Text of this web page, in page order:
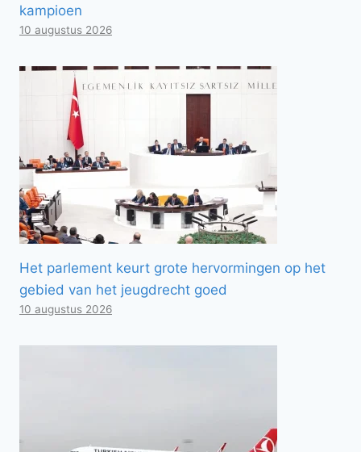
kampioen
10 augustus 2026
Het parlement keurt grote hervormingen op het
gebied van het jeugdrecht goed
10 augustus 2026